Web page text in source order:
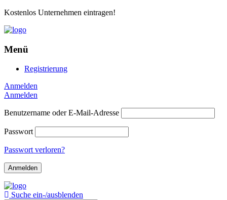
Kostenlos Unternehmen eintragen!
Menü
Registrierung
Anmelden
Anmelden
Benutzername oder E-Mail-Adresse
Passwort
Passwort verloren?
Suche ein-/ausblenden